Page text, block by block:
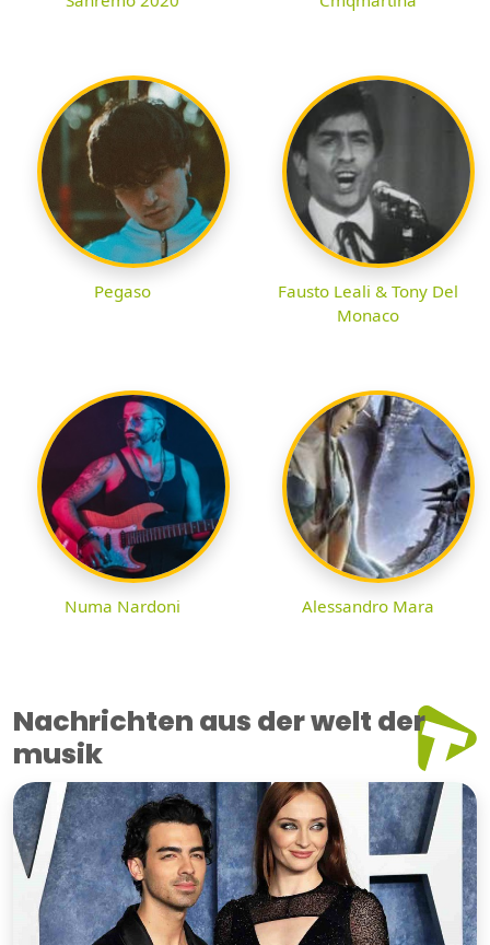
Pegaso
Fausto Leali & Tony Del
Monaco
Numa Nardoni Alessandro Mara
Nachrichten aus der welt der
musik